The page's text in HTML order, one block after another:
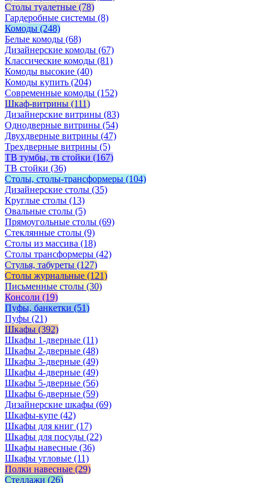
Столы туалетные (78)
Гардеробные системы (8)
Комоды (248)
Белые комоды (68)
Дизайнерские комоды (67)
Классические комоды (81)
Комоды высокие (40)
Комоды купить (204)
Современные комоды (152)
Шкаф-витрины (111)
Дизайнерские витрины (83)
Однодверные витрины (54)
Двухдверные витрины (47)
Трехдверные витрины (5)
ТВ тумбы, тв стойки (167)
ТВ стойки (36)
Столы, столы-трансформеры (104)
Дизайнерские столы (35)
Круглые столы (13)
Овальные столы (5)
Прямоугольные столы (69)
Стеклянные столы (9)
Столы из массива (18)
Столы трансформеры (42)
Стулья, табуреты (127)
Столы журнальные (121)
Письменные столы (30)
Консоли (19)
Пуфы, банкетки (51)
Пуфы (21)
Шкафы (392)
Шкафы 1-дверные (11)
Шкафы 2-дверные (48)
Шкафы 3-дверные (49)
Шкафы 4-дверные (49)
Шкафы 5-дверные (56)
Шкафы 6-дверные (59)
Дизайнерские шкафы (69)
Шкафы-купе (42)
Шкафы для книг (17)
Шкафы для посуды (22)
Шкафы навесные (36)
Шкафы угловые (11)
Полки навесные (29)
Стеллажи (26)